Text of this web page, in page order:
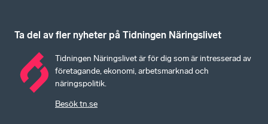
Ta del av fler nyheter på Tidningen Näringslivet
Tidningen Näringslivet är för dig som är intresserad av
företagande, ekonomi, arbetsmarknad och
näringspolitik.
Besök tn.se